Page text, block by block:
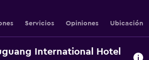
Servicios Opiniones Ubicación
International Hotel